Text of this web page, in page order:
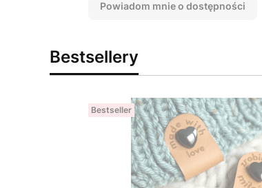
Powiadom mnie o dostępności
Bestsellery
Bestseller